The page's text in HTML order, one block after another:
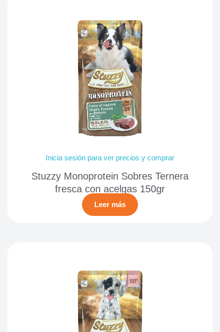
Inicia sesión para ver precios y comprar
Stuzzy Monoprotein Sobres Ternera
fresca con acelgas 150gr
Leer más